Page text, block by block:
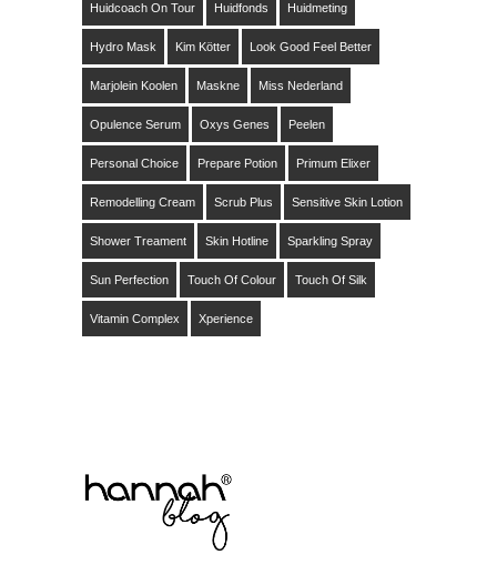
Huidcoach On Tour Huidfonds Huidmeting
Hydro Mask Kim Kötter Look Good Feel Better
Marjolein Koolen Maskne Miss Nederland
Opulence Serum Oxys Genes Peelen
Personal Choice Prepare Potion Primum Elixer
Remodelling Cream Scrub Plus Sensitive Skin Lotion
Shower Treament Skin Hotline Sparkling Spray
Sun Perfection Touch Of Colour Touch Of Silk
Vitamin Complex Xperience